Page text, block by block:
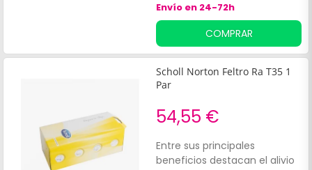
equipados con tecnología
avanzada, eliminan
eficazmente durezas y piel
seca, proporcionando un
resultado profesional en
casa.
Envío en 24-72h
COMPRAR
Scholl Norton Feltro Ra T35 1
Par
54,55 €
Entre sus principales
beneficios destacan el alivio